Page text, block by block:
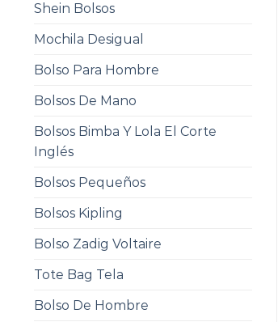
Shein Bolsos
Mochila Desigual
Bolso Para Hombre
Bolsos De Mano
Bolsos Bimba Y Lola El Corte
Inglés
Bolsos Pequeños
Bolsos Kipling
Bolso Zadig Voltaire
Tote Bag Tela
Bolso De Hombre